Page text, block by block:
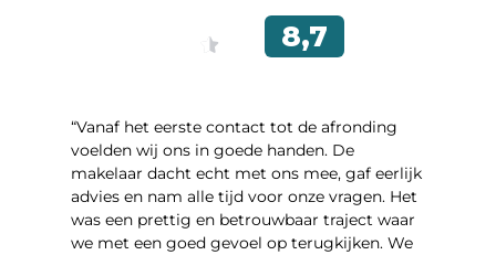
“Vanaf het eerste contact tot de afronding
voelden wij ons in goede handen. De
makelaar dacht echt met ons mee, gaf eerlijk
advies en nam alle tijd voor onze vragen. Het
was een prettig en betrouwbaar traject waar
we met een goed gevoel op terugkijken. We